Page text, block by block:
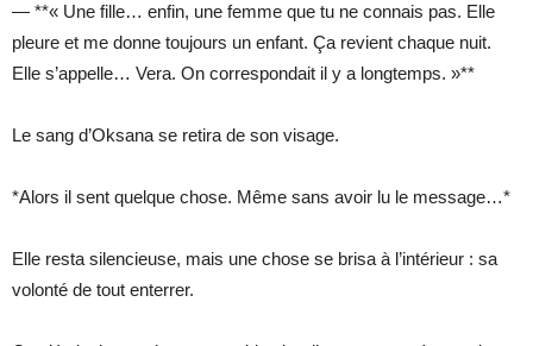
— **« Une fille… enfin, une femme que tu ne connais pas. Elle
pleure et me donne toujours un enfant. Ça revient chaque nuit.
Elle s’appelle… Vera. On correspondait il y a longtemps. »**
Le sang d’Oksana se retira de son visage.
*Alors il sent quelque chose. Même sans avoir lu le message…*
Elle resta silencieuse, mais une chose se brisa à l’intérieur : sa
volonté de tout enterrer.